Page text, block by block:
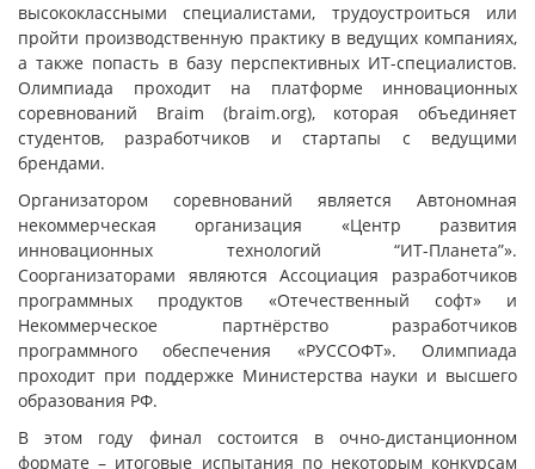
высококлассными специалистами, трудоустроиться или
пройти производственную практику в ведущих компаниях,
а также попасть в базу перспективных ИТ-специалистов.
Олимпиада проходит на платформе инновационных
соревнований Braim (braim.org), которая объединяет
студентов, разработчиков и стартапы с ведущими
брендами.
Организатором соревнований является Автономная
некоммерческая организация «Центр развития
инновационных технологий “ИТ-Планета”».
Соорганизаторами являются Ассоциация разработчиков
программных продуктов «Отечественный софт» и
Некоммерческое партнёрство разработчиков
программного обеспечения «РУССОФТ». Олимпиада
проходит при поддержке Министерства науки и высшего
образования РФ.
В этом году финал состоится в очно-дистанционном
формате – итоговые испытания по некоторым конкурсам